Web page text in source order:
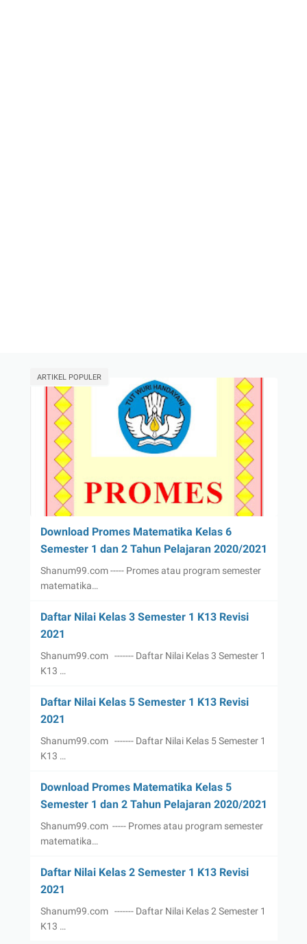
ARTIKEL POPULER
Download Promes Matematika Kelas 6
Semester 1 dan 2 Tahun Pelajaran 2020/2021
Shanum99.com ----- Promes atau program semester
matematika…
Daftar Nilai Kelas 3 Semester 1 K13 Revisi
2021
Shanum99.com ------- Daftar Nilai Kelas 3 Semester 1
K13 …
Daftar Nilai Kelas 5 Semester 1 K13 Revisi
2021
Shanum99.com ------- Daftar Nilai Kelas 5 Semester 1
K13 …
Download Promes Matematika Kelas 5
Semester 1 dan 2 Tahun Pelajaran 2020/2021
Shanum99.com ----- Promes atau program semester
matematika…
Daftar Nilai Kelas 2 Semester 1 K13 Revisi
2021
Shanum99.com ------- Daftar Nilai Kelas 2 Semester 1
K13 …